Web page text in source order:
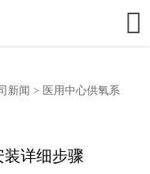

新闻 > 医用中心供氧系
详细步骤